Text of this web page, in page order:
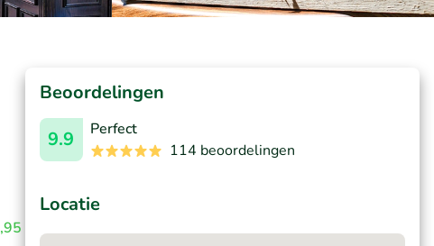
,95
Beoordelingen
9.9
Perfect
114 beoordelingen
Locatie